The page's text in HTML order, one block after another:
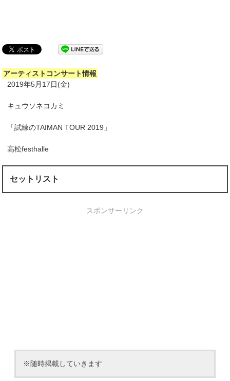
アーティストコンサート情報
2019年5月17日(金)
キュウソネコカミ
「試練のTAIMAN TOUR 2019」
高松festhalle
セットリスト
スポンサーリンク
※随時掲載していきます